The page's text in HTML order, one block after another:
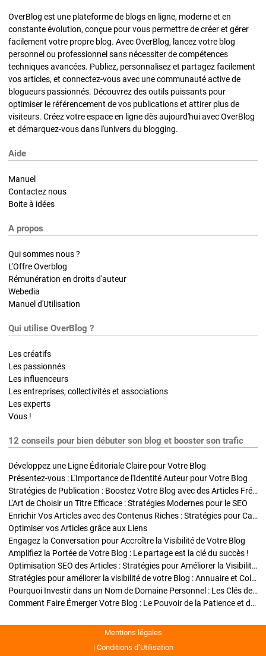
OverBlog est une plateforme de blogs en ligne, moderne et en
constante évolution, conçue pour vous permettre de créer et gérer
facilement votre propre blog. Avec OverBlog, lancez votre blog
personnel ou professionnel sans nécessiter de compétences
techniques avancées. Publiez, personnalisez et partagez facilement
vos articles, et connectez-vous avec une communauté active de
blogueurs passionnés. Découvrez des outils puissants pour
optimiser le référencement de vos publications et attirer plus de
visiteurs. Créez votre espace en ligne dès aujourd'hui avec OverBlog
et démarquez-vous dans l'univers du blogging.
Aide
Manuel
Contactez nous
Boite à idées
A propos
Qui sommes nous ?
L'Offre Overblog
Rémunération en droits d'auteur
Webedia
Manuel d'Utilisation
Qui utilise OverBlog ?
Les créatifs
Les passionnés
Les influenceurs
Les entreprises, collectivités et associations
Les experts
Vous !
12 conseils pour bien débuter son blog et booster son trafic
Développez une Ligne Éditoriale Claire pour Votre Blog
Présentez-vous : L'Importance de l'Identité Auteur pour Votre Blog
Stratégies de Publication : Boostez Votre Blog avec des Articles Fréquents et Exclusifs
L'Art de Choisir un Titre Efficace : Stratégies Modernes pour le SEO
Enrichir Vos Articles avec des Contenus Riches : Stratégies pour Captiver et Optimiser
Optimiser vos Articles grâce aux Liens
Engagez la Conversation pour Accroître la Visibilité de Votre Blog
Amplifiez la Portée de Votre Blog : Le partage est la clé du succès !
Optimisation SEO des Articles : Stratégies pour Améliorer la Visibilité de Votre Blog
Stratégies pour améliorer la visibilité de votre Blog : Annuaire et Collaborations
Pourquoi Investir dans un Nom de Domaine Personnel : Les Clés de la Réussite de Votre Blog
Comment Faire Émerger Votre Blog : Le Pouvoir de la Patience et de la Persévérance
Mentions légales
Conditions d’Utilisation